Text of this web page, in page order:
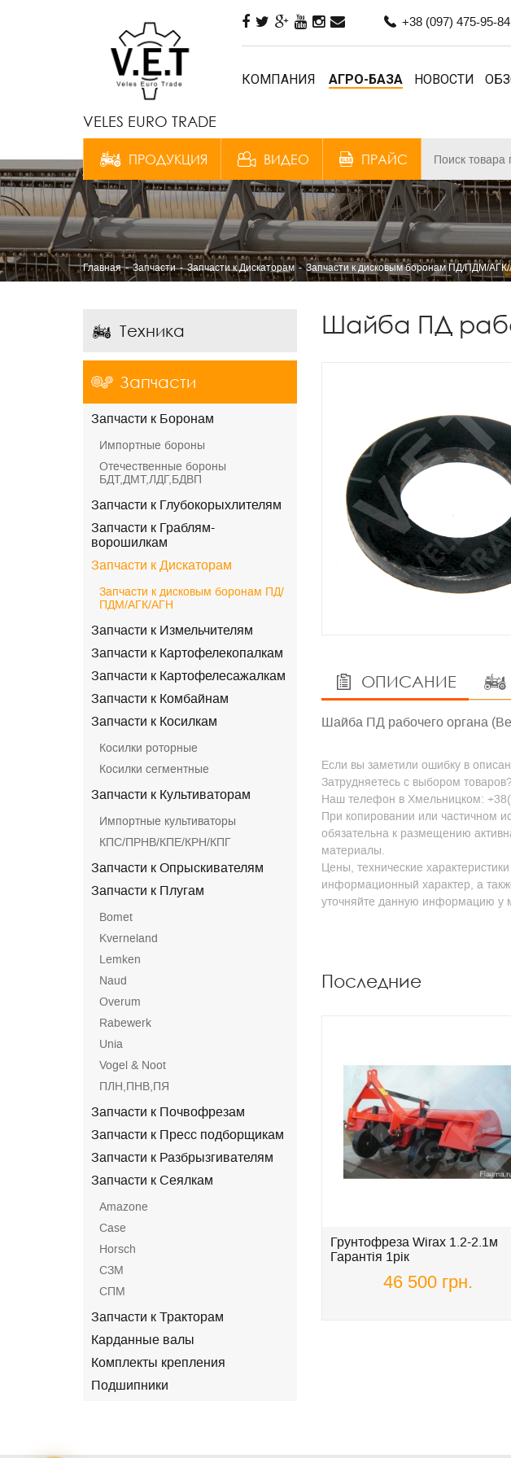
VELES EURO TRADE
+38 (097) 475-95-84
КОМПАНИЯ АГРО-БАЗА НОВОСТИ
ПРОДУКЦИЯ ВИДЕО ПРАЙС
Главная Запчасти Запчасти к Дискаторам Запчасти к дисковым боронам ПД/ПДМ/
Техника
Запчасти
Запчасти к Боронам
Импортные бороны
Отечественные бороны
БДТ,ДМТ,ЛДГ,БДВП
Запчасти к Глубокорыхлителям
Запчасти к Граблям-
ворошилкам
Запчасти к Дискаторам
Запчасти к дисковым боронам ПД/
ПДМ/АГК/АГН
Запчасти к Измельчителям
Запчасти к Картофелекопалкам
Запчасти к Картофелесажалкам
Запчасти к Комбайнам
Запчасти к Косилкам
Косилки роторные
Косилки сегментные
Запчасти к Культиваторам
Импортные культиваторы
КПС/ПРНВ/КПЕ/КРН/КПГ
Запчасти к Опрыскивателям
Запчасти к Плугам
Bomet
Kverneland
Lemken
Naud
Overum
Rabewerk
Unia
Vogel & Noot
ПЛН,ПНВ,ПЯ
Запчасти к Почвофрезам
Запчасти к Пресс подборщикам
Запчасти к Разбрызгивателям
Запчасти к Сеялкам
Amazone
Case
Horsch
СЗМ
СПМ
Запчасти к Тракторам
Карданные валы
Комплекты крепления
Подшипники
Шайба ПД
ОПИСАНИЕ
Шайба ПД рабочего органа
Если вы заметили ошибку в
Затрудняетесь с выбором
Наш телефон в Хмельницком:
При копировании или частичном
обязательна к размещению
материалы.
Цены, технические
информационный характер, а
уточняйте данную информацию у
Последние
Культиватор КПГ- 6-01 (c S-
образной стойкой
Eurozappa)Державна...
Грунтофреза Wirax 1.2-2.1м
Гарантія 1рік
46 500 грн.